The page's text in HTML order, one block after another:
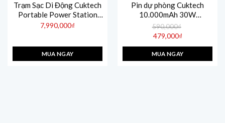
Trạm Sạc Di Động Cuktech
Portable Power Station
600: Đỉnh Cao Năng Lượng
7,990,000₫
MUA NGAY
Pin dự phòng Cuktech
10.000mAh 30W
PD3.0/PPS/QC3.0/QC –
PB100
590,000₫
Giá
gốc
là:
590,000₫.
479,000₫
hiện
tại
là:
MUA NGAY